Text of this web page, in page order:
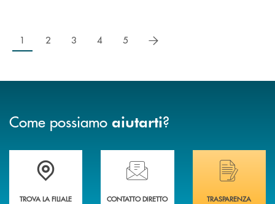
1 2 3 4 5 successivo
Come possiamo aiutarti?
Trova la filiale più vicina a Te
TROVA LA FILIALE
Hai bisogno di assistenza immediata?
CONTATTO DIRETTO
Hai bisogno di
TRASPARENZA